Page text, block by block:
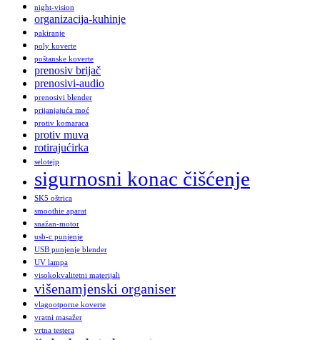
night-vision
organizacija-kuhinje
pakiranje
poly koverte
poštanske koverte
prenosiv brijač
prenosivi-audio
prenosivi blender
prijanjajuća moć
protiv komaraca
protiv muva
rotirajućirka
selotejp
sigurnosni konac čišćenje
SK5 oštrica
smoothie aparat
snažan-motor
usb-c punjenje
USB punjenje blender
UV lampa
visokokvalitetni materijali
višenamjenski organiser
vlagootporne koverte
vratni masažer
vrtna testera